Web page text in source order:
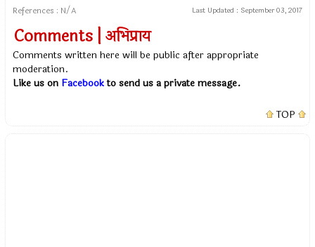
References : N/A Last Updated : September 03, 2017
Comments | अभिप्राय
Comments written here will be public after appropriate
moderation.
Like us on Facebookto send us a private message.
TOP